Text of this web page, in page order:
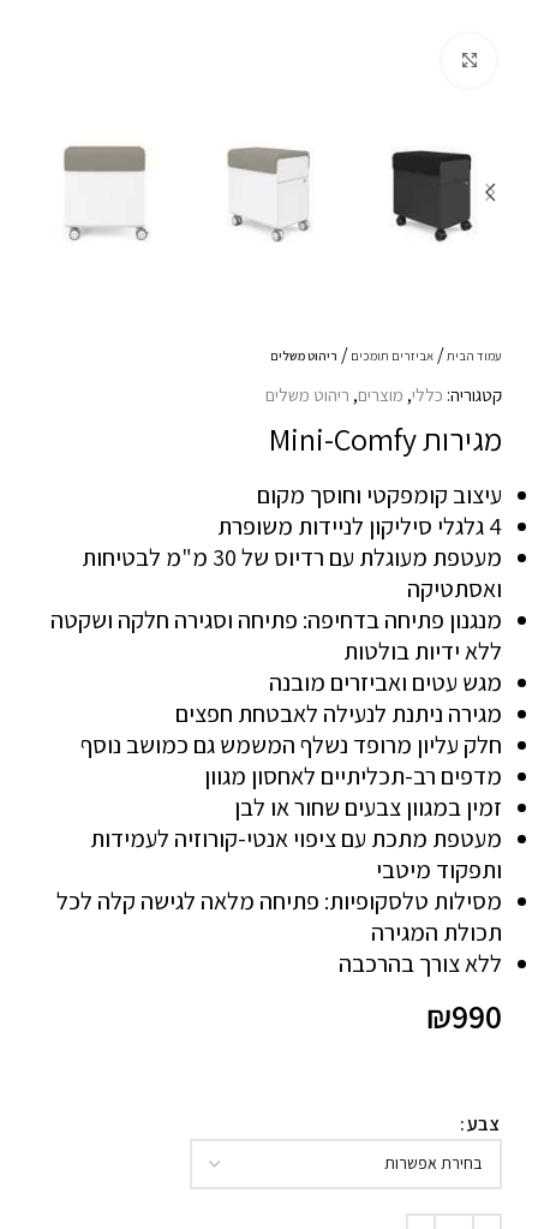
עמוד הבית אביזרים תומכים ריהוט משלים
קטגוריה: כללי, מוצרים, ריהוט משלים
מגירות Mini-Comfy
עיצוב קומפקטי וחוסך מקום
4 גלגלי סיליקון לניידות משופרת
מעטפת מעוגלת עם רדיוס של 30 מ"מ לבטיחות
ואסתטיקה
מנגנון פתיחה בדחיפה: פתיחה וסגירה חלקה ושקטה
ללא ידיות בולטות
מגש עטים ואביזרים מובנה
מגירה ניתנת לנעילה לאבטחת חפצים
חלק עליון מרופד נשלף המשמש גם כמושב נוסף
מדפים רב-תכליתיים לאחסון מגוון
זמין במגוון צבעים שחור או לבן
מעטפת מתכת עם ציפוי אנטי-קורוזיה לעמידות
ותפקוד מיטבי
מסילות טלסקופיות: פתיחה מלאה לגישה קלה לכל
תכולת המגירה
ללא צורך בהרכבה
₪990
צבע